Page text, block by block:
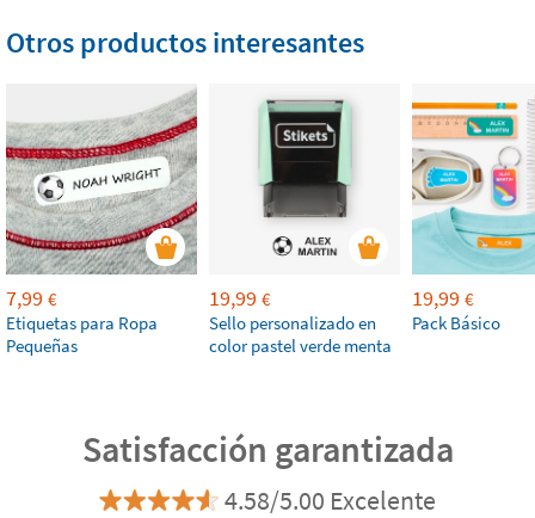
Otros productos interesantes
7,99 €
Etiquetas para Ropa
Pequeñas
19,99 €
Sello personalizado en
color pastel verde menta
19,99 €
Pack Básico
Satisfacción garantizada
4.58/5.00 Excelente